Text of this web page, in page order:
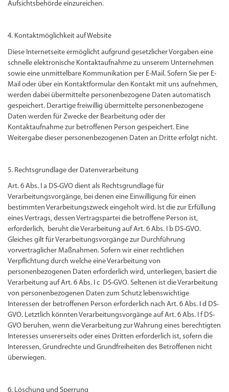
Aufsichtsbehörde einzureichen.
4. Kontaktmöglichkeit auf Website
Diese Internetseite ermöglicht aufgrund gesetzlicher Vorgaben eine
schnelle elektronische Kontaktaufnahme zu unserem Unternehmen
sowie eine unmittelbare Kommunikation per E-Mail. Sofern Sie per E-
Mail oder über ein Kontaktformular den Kontakt mit uns aufnehmen,
werden dabei übermittelte personenbezogene Daten automatisch
gespeichert. Derartige freiwillig übermittelte personenbezogene
Daten werden für Zwecke der Bearbeitung oder der
Kontaktaufnahme zur betroffenen Person gespeichert. Eine
Weitergabe dieser personenbezogenen Daten an Dritte erfolgt nicht.
5. Rechtsgrundlage der Datenverarbeitung
Art. 6 Abs. I a DS-GVO dient als Rechtsgrundlage für
Verarbeitungsvorgänge, bei denen eine Einwilligung für einen
bestimmten Verarbeitungszweck eingeholt wird. Ist die zur Erfüllung
eines Vertrags, dessen Vertragspartei die betroffene Person ist,
erforderlich, beruht die Verarbeitung auf Art. 6 Abs. I b DS-GVO.
Gleiches gilt für Verarbeitungsvorgänge zur Durchführung
vorvertraglicher Maßnahmen. Sofern wir einer rechtlichen
Verpflichtung durch welche eine Verarbeitung von
personenbezogenen Daten erforderlich wird, unterliegen, basiert die
Verarbeitung auf Art. 6 Abs. I c DS-GVO. Seltenen ist die Verarbeitung
von personenbezogenen Daten zum Schutz lebenswichtige
Interessen der betroffenen Person erforderlich nach Art. 6 Abs. I d DS-
GVO. Letztlich könnten Verarbeitungsvorgänge auf Art. 6 Abs. I f DS-
GVO beruhen, wenn die Verarbeitung zur Wahrung eines berechtigten
Interesses unsererseits oder eines Dritten erforderlich ist, sofern die
Interessen, Grundrechte und Grundfreiheiten des Betroffenen nicht
überwiegen.
6. Löschung und Sperrung